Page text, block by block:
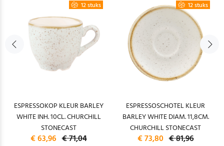
12 stuks
ESPRESSOKOP KLEUR BARLEY
WHITE INH. 10CL. CHURCHILL
STONECAST
€ 63,96 € 71,04
12 stuks
ESPRESSOSCHOTEL KLEUR
BARLEY WHITE DIAM. 11,8CM.
CHURCHILL STONECAST
€ 73,80 € 81,96